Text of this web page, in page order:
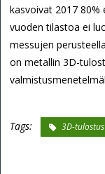
kasvoivat 2017
vuoden tilastoa ei
messujen
on metallin 3D-
Tags: 3D-tulostus